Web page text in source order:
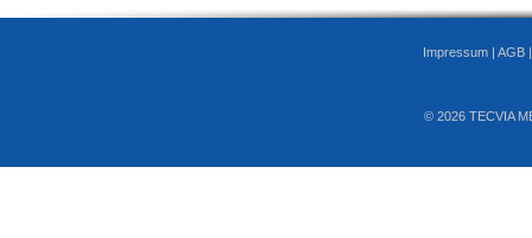
Impressum | AGB
© 2026 TECVIA